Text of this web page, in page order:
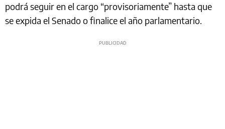
podrá seguir en el cargo “provisoriamente” hasta que
se expida el Senado o finalice el año parlamentario.